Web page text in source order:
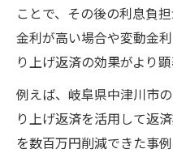
ことで、その後の利息負
金利が高い場合や変動金
り上げ返済の効果がより顕
例えば、岐阜県中津川市
り上げ返済を活用して返
を数百万円削減できた事